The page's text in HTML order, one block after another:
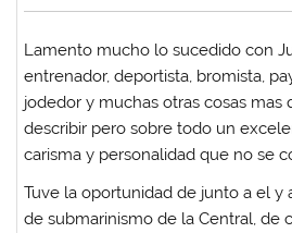
Lamento mucho lo sucedido con
entrenador, deportista, bromista,
jodedor y muchas otras cosas mas
describir pero sobre todo un
carisma y personalidad que no se
Tuve la oportunidad de junto a el y
de submarinismo de la Central, de